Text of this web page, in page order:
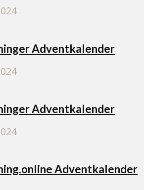
Adventkalender
Adventkalender
Adventkalender